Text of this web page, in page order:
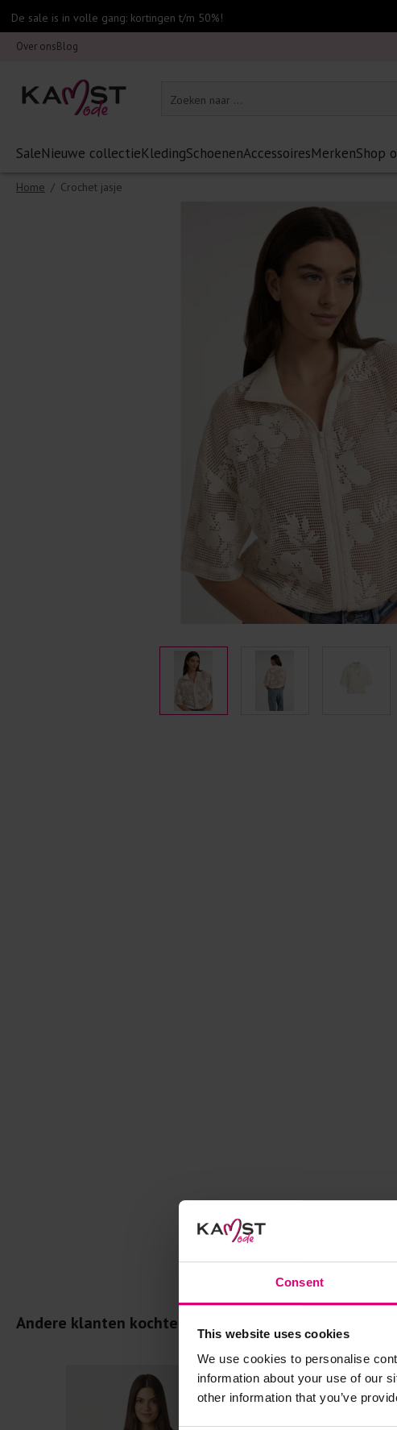
Consent
This website uses cookies
We use cookies to personalise
information about your use of our
other information that you’ve
De sale is in volle gang: kortingen t/m 50%!
Over onsBlog
SaleNieuwe collectieKledingSchoenenAccessoiresMerkenShop
Home / Crochet jasje
Andere klanten kochten dit ook